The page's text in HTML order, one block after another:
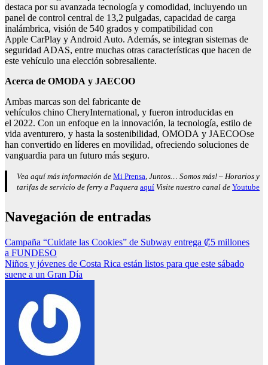
destaca por su avanzada tecnología y comodidad, incluyendo un
panel de control central de 13,2 pulgadas, capacidad de carga
inalámbrica, visión de 540 grados y compatibilidad con
Apple CarPlay y Android Auto. Además, se integran sistemas de
seguridad ADAS, entre muchas otras características que hacen de
este vehículo una elección sobresaliente.
Acerca de OMODA y JAECOO
Ambas marcas son del fabricante de
vehículos chino CheryInternational, y fueron introducidas en
el 2022. Con un enfoque en la innovación, la tecnología, estilo de
vida aventurero, y hasta la sostenibilidad, OMODA y JAECOOse
han convertido en líderes en movilidad, ofreciendo soluciones de
vanguardia para un futuro más seguro.
Vea aquí más información de Mi Prensa, Juntos… Somos más! – Horarios y
tarifas de servicio de ferry a Paquera aquí Visite nuestro canal de Youtube
Navegación de entradas
Campaña “Cuidate las Cookies” de Subway entrega ₡5 millones
a FUNDESO
Niños y jóvenes de Costa Rica están listos para que este sábado
suene a un Gran Día